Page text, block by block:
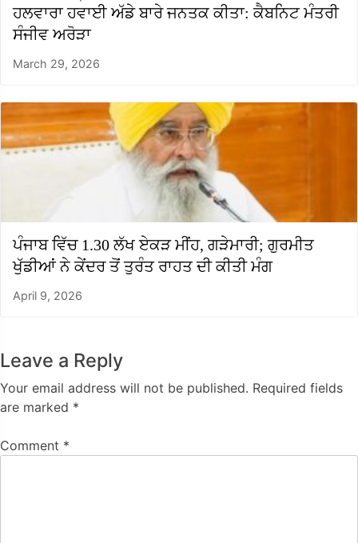
ਹਲਵਾਰਾ ਹਵਾਈ ਅੱਡੇ ਬਾਰੇ ਜਨਤਕ ਕੀਤਾ: ਕੈਬਨਿਟ ਮੰਤਰੀ
ਸੰਜੀਵ ਅਰੋੜਾ
March 29, 2026
ਪੰਜਾਬ ਵਿੱਚ 1.30 ਲੱਖ ਏਕੜ ਮੀਂਹ, ਗੜੇਮਾਰੀ; ਗੁਰਮੀਤ
ਖੁੱਡੀਆਂ ਨੇ ਕੇਂਦਰ ਤੋਂ ਤੁਰੰਤ ਰਾਹਤ ਦੀ ਕੀਤੀ ਮੰਗ
April 9, 2026
Leave a Reply
Your email address will not be published. Required fields
are marked *
Comment *